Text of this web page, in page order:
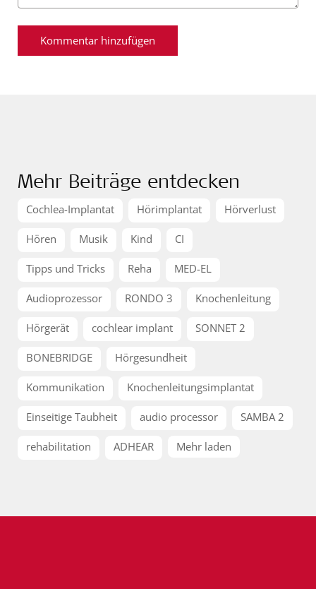
Mehr Beiträge entdecken
Cochlea-Implantat Hörimplantat Hörverlust
Hören Musik Kind CI
Tipps und Tricks Reha MED-EL
Audioprozessor RONDO 3 Knochenleitung
Hörgerät cochlear implant SONNET 2
BONEBRIDGE Hörgesundheit
Kommunikation Knochenleitungsimplantat
Einseitige Taubheit audio processor SAMBA 2
rehabilitation ADHEAR Mehr laden